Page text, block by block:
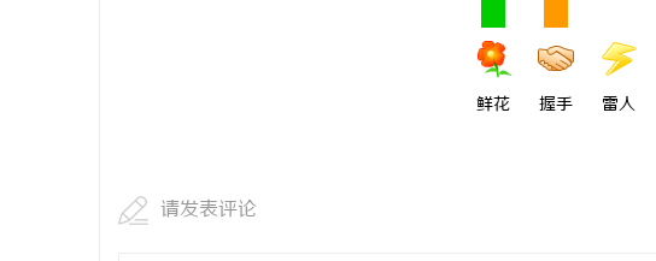
鲜花 握手 雷人
请发表评论